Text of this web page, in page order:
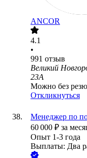
ANCOR
4.1
•
991 отзыв
Великий
23А
Можно без
Откликнуться
Менеджер по
60 000 ₽ за
Опыт 1-3 года
Выплаты: Два